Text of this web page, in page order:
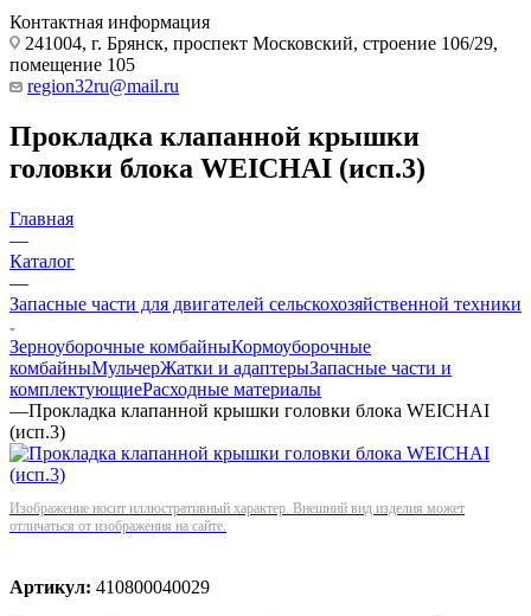
Контактная информация
241004, г. Брянск, проспект Московский, строение 106/29,
помещение 105
region32ru@mail.ru
Прокладка клапанной крышки
головки блока WEICHAI (исп.3)
Главная
—
Каталог
—
Запасные части для двигателей сельскохозяйственной техники
Зерноуборочные комбайныКормоуборочные
комбайныМульчерЖатки и адаптерыЗапасные части и
комплектующиеРасходные материалы
—Прокладка клапанной крышки головки блока WEICHAI
(исп.3)
Изображение носит иллюстративный характер. Внешний вид изделия может
отличаться от изображения на сайте.
Артикул: 410800040029